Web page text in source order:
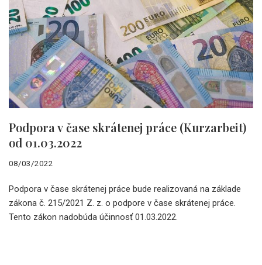
Podpora v čase skrátenej práce (Kurzarbeit)
od 01.03.2022
08/03/2022
Podpora v čase skrátenej práce bude realizovaná na základe
zákona č. 215/2021 Z. z. o podpore v čase skrátenej práce.
Tento zákon nadobúda účinnosť 01.03.2022.